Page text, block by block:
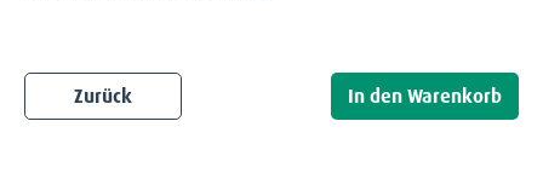
Zurück